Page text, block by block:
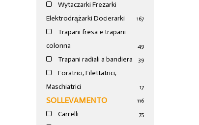
Wytaczarki Frezarki
Elektrodrążarki Docierarki
167
Trapani fresa e trapani
colonna
49
Trapani radiali a bandiera 39
Foratrici, Filettatrici,
Maschiatrici
17
SOLLEVAMENTO 116
Carrelli 75